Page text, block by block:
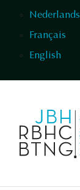
Nederlands
Français
English